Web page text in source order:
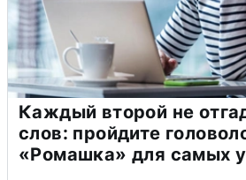
Каждый второй не
слов: пройдите
«Ромашка» для самых